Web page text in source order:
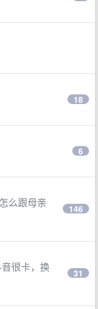
18
6
么跟母亲
146
很卡，换
31